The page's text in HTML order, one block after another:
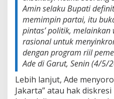
U
s
a
n
g
,
K
e
p
e
m
Amin selaku Bupati
memimpin partai, itu
pintas’ politik,
rasional untuk
dengan program riil
Ade di Garut, Senin (4/5/
Lebih lanjut, Ade
Jakarta” atau hak